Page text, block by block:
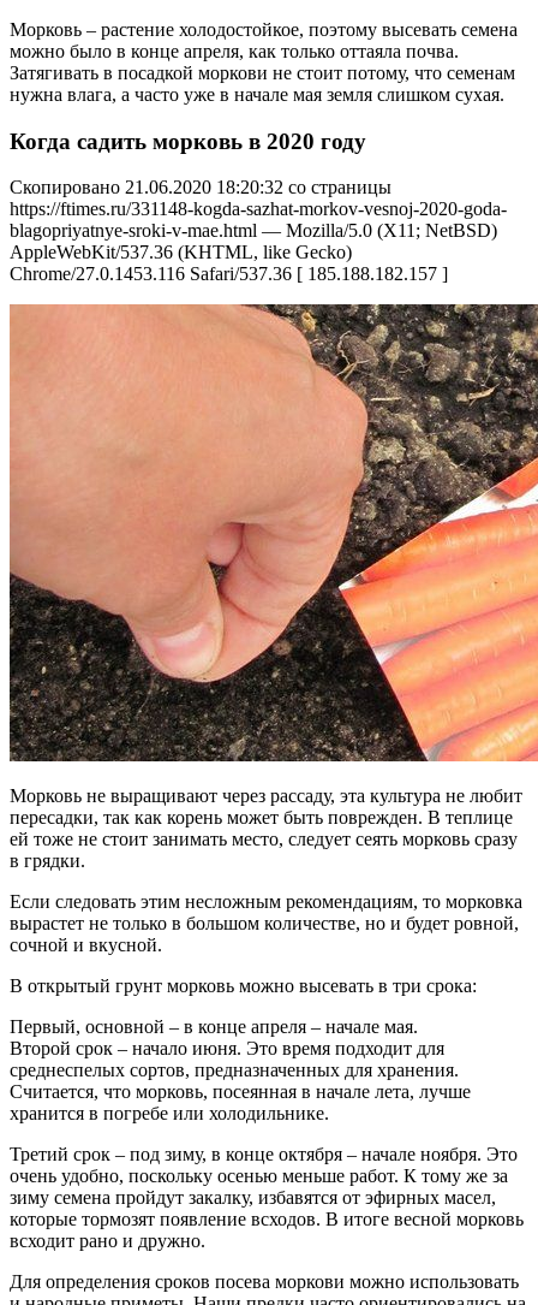
Морковь – растение холодостойкое, поэтому высевать семена
можно было в конце апреля, как только оттаяла почва.
Затягивать в посадкой моркови не стоит потому, что семенам
нужна влага, а часто уже в начале мая земля слишком сухая.
Когда садить морковь в 2020 году
Скопировано 21.06.2020 18:20:32 со страницы
https://ftimes.ru/331148-kogda-sazhat-morkov-vesnoj-2020-goda-
blagopriyatnye-sroki-v-mae.html — Mozilla/5.0 (X11; NetBSD)
AppleWebKit/537.36 (KHTML, like Gecko)
Chrome/27.0.1453.116 Safari/537.36 [ 185.188.182.157 ]
Морковь не выращивают через рассаду, эта культура не любит
пересадки, так как корень может быть поврежден. В теплице
ей тоже не стоит занимать место, следует сеять морковь сразу
в грядки.
Если следовать этим несложным рекомендациям, то морковка
вырастет не только в большом количестве, но и будет ровной,
сочной и вкусной.
В открытый грунт морковь можно высевать в три срока:
Первый, основной – в конце апреля – начале мая.
Второй срок – начало июня. Это время подходит для
среднеспелых сортов, предназначенных для хранения.
Считается, что морковь, посеянная в начале лета, лучше
хранится в погребе или холодильнике.
Третий срок – под зиму, в конце октября – начале ноября. Это
очень удобно, поскольку осенью меньше работ. К тому же за
зиму семена пройдут закалку, избавятся от эфирных масел,
которые тормозят появление всходов. В итоге весной морковь
всходит рано и дружно.
Для определения сроков посева моркови можно использовать